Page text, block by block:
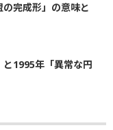
の完成形」の意味と
と1995年「異常な円